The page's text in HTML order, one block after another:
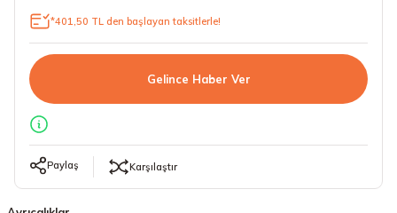
22 Lastikler
24 Lastikler
50 Lastikler
*401,50 TL den başlayan taksitlerle!
Gelince Haber Ver
Paylaş Karşılaştır